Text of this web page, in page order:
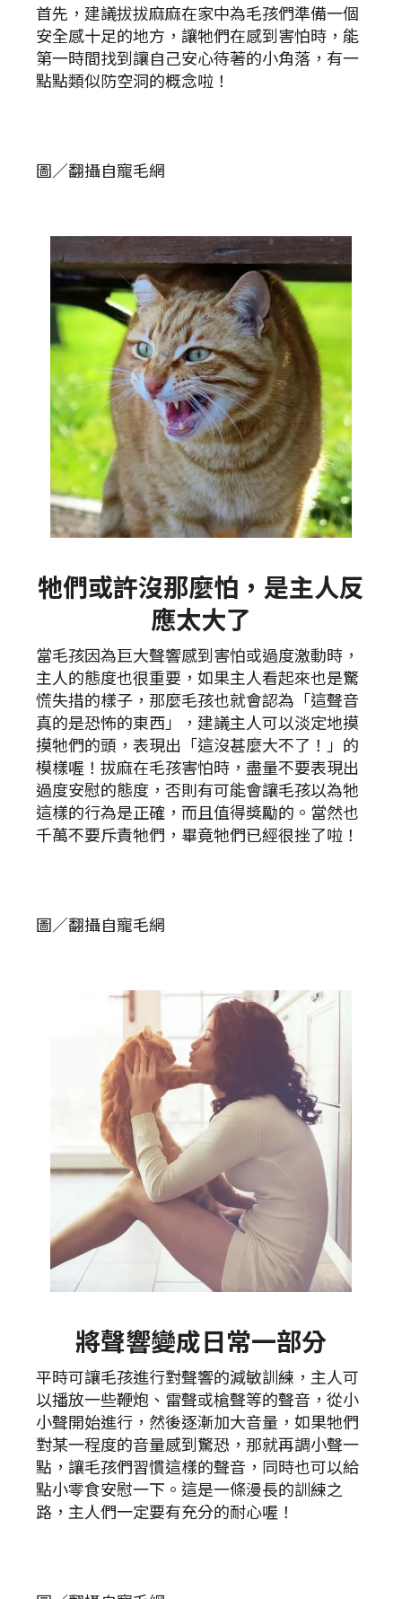
首先，建議拔拔麻麻在家中為毛孩們準備一個
安全感十足的地方，讓牠們在感到害怕時，能
第一時間找到讓自己安心待著的小角落，有一
點點類似防空洞的概念啦！
圖／翻攝自寵毛網
牠們或許沒那麼怕，是主人反
應太大了
當毛孩因為巨大聲響感到害怕或過度激動時，
主人的態度也很重要，如果主人看起來也是驚
慌失措的樣子，那麼毛孩也就會認為「這聲音
真的是恐怖的東西」，建議主人可以淡定地摸
摸牠們的頭，表現出「這沒甚麼大不了！」的
模樣喔！拔麻在毛孩害怕時，盡量不要表現出
過度安慰的態度，否則有可能會讓毛孩以為牠
這樣的行為是正確，而且值得獎勵的。當然也
千萬不要斥責牠們，畢竟牠們已經很挫了啦！
圖／翻攝自寵毛網
將聲響變成日常一部分
平時可讓毛孩進行對聲響的減敏訓練，主人可
以播放一些鞭炮、雷聲或槍聲等的聲音，從小
小聲開始進行，然後逐漸加大音量，如果牠們
對某一程度的音量感到驚恐，那就再調小聲一
點，讓毛孩們習慣這樣的聲音，同時也可以給
點小零食安慰一下。這是一條漫長的訓練之
路，主人們一定要有充分的耐心喔！